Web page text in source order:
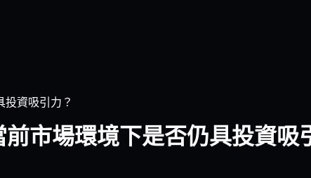
資吸引力？
市場環境下是否仍具投資吸